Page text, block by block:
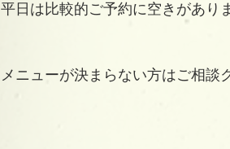
平日は比較的ご予約に空きがあり
メニューが決まらない方はご相談